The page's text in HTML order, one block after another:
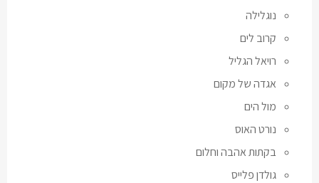
נוגלילה
קרוב לים
רויאל הגליל
אגדה של מקום
מול הים
נורט האוס
בקתות אהבה וחלום
גולדן פלייס